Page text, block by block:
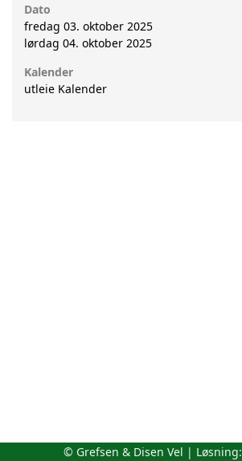
Dato
fredag 03. oktober 2025
lørdag 04. oktober 2025
Kalender
utleie Kalender
© Grefsen & Disen Vel | Løsning: